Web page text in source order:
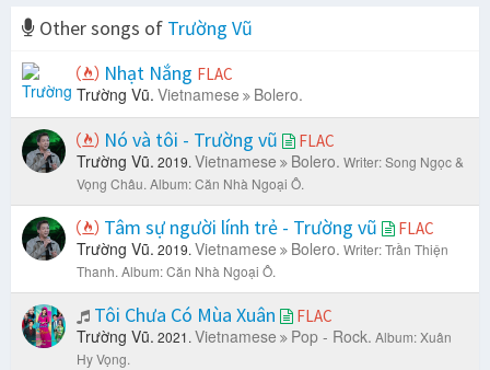
Other songs of Trường Vũ
Nhạt Nắng FLAC
Trường Vũ. Vietnamese Bolero.
Nó và tôi - Trường vũ FLAC
Trường Vũ. 2019. Vietnamese Bolero. Writer: Song Ngọc &
Vọng Châu. Album: Căn Nhà Ngoại Ô.
Tâm sự người lính trẻ - Trường vũ FLAC
Trường Vũ. 2019. Vietnamese Bolero. Writer: Trần Thiện
Thanh. Album: Căn Nhà Ngoại Ô.
Tôi Chưa Có Mùa Xuân FLAC
Trường Vũ. 2021. Vietnamese Pop - Rock. Album: Xuân
Hy Vọng.